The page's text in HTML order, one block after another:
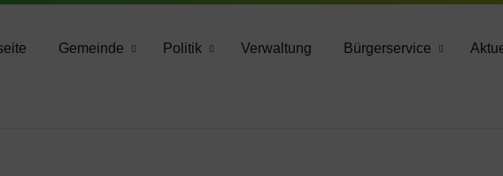
Gemeinde Politik Verwaltung Bürgerservice